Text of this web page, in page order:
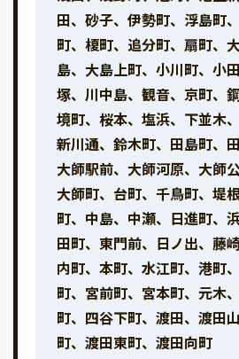
田、砂子、伊勢町、浮島町
町、榎町、追分町、扇町、
島、大島上町、小川町、小
塚、川中島、観音、京町、
境町、桜本、塩浜、下並木
新川通、鈴木町、田島町、
大師駅前、大師河原、大師
大師町、台町、千鳥町、堤
町、中島、中瀬、日進町、
田町、東門前、日ノ出、藤
内町、本町、水江町、港町
町、宮前町、宮本町、元木
町、四谷下町、渡田、渡田
町、渡田東町、渡田向町